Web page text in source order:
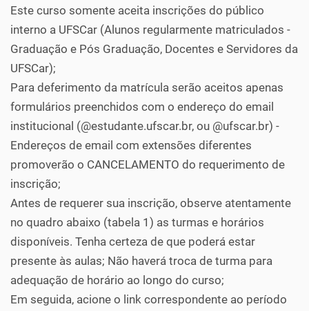
Este curso somente aceita inscrições do público
interno a UFSCar (Alunos regularmente matriculados -
Graduação e Pós Graduação, Docentes e Servidores da
UFSCar);
Para deferimento da matrícula serão aceitos apenas
formulários preenchidos com o endereço do email
institucional (@estudante.ufscar.br, ou @ufscar.br) -
Endereços de email com extensões diferentes
promoverão o CANCELAMENTO do requerimento de
inscrição;
Antes de requerer sua inscrição, observe atentamente
no quadro abaixo (tabela 1) as turmas e horários
disponíveis. Tenha certeza de que poderá estar
presente às aulas; Não haverá troca de turma para
adequação de horário ao longo do curso;
Em seguida, acione o link correspondente ao período